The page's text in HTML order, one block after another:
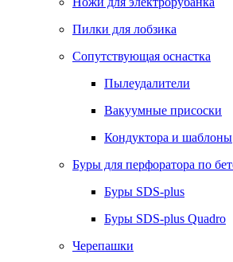
Пилки для лобзика
Сопутствующая оснастка
Пылеудалители
Вакуумные присоски
Кондуктора и шаблоны
Буры для перфоратора по
Буры SDS-plus
Буры SDS-plus Quadro
Черепашки